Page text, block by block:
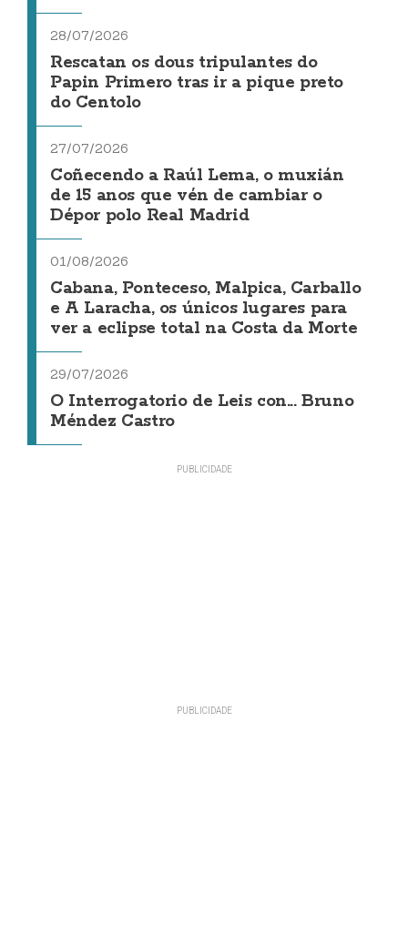
28/07/2026
Rescatan os dous tripulantes do
Papin Primero tras ir a pique preto
do Centolo
27/07/2026
Coñecendo a Raúl Lema, o muxián
de 15 anos que vén de cambiar o
Dépor polo Real Madrid
01/08/2026
Cabana, Ponteceso, Malpica, Carballo
e A Laracha, os únicos lugares para
ver a eclipse total na Costa da Morte
29/07/2026
O Interrogatorio de Leis con... Bruno
Méndez Castro